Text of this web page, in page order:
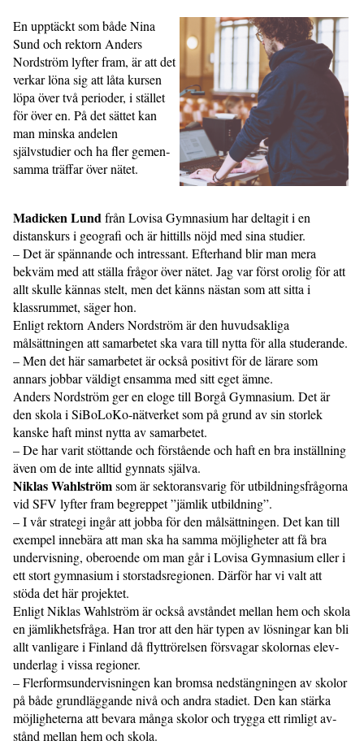
En upptäckt som både Nina
Sund och rektorn Anders
Nordström lyfter fram, är att det
verkar löna sig att låta kursen
löpa över två perioder, i stället
för över en. På det sättet kan
man minska andelen
självstudier och ha fler gemen­
samma träffar över nätet.
Madicken Lundfrån Lovisa Gymnasium har deltagit i en
distanskurs i geografi och är hittills nöjd med sina studier.
– Det är spännande och intressant. Efterhand blir man mera
bekväm med att ställa frågor över nätet. Jag var först orolig för att
allt skulle kännas stelt, men det känns nästan som att sitta i
klassrummet, säger hon.
Enligt rektorn Anders Nordström är den huvudsakliga
målsättningen att samarbetet ska vara till nytta för alla studerande.
– Men det här samarbetet är också positivt för de lärare som
annars jobbar väldigt ensamma med sitt eget ämne.
Anders Nordström ger en eloge till Borgå Gymnasium. Det är
den skola i SiBoLoKo-nätverket som på grund av sin storlek
kanske haft minst nytta av samarbetet.
– De har varit stöttande och förstående och haft en bra inställning
även om de inte alltid gynnats själva.
Niklas Wahlströmsom är sektor­ansvarig för utbildningsfrågorna
vid SFV lyfter fram begreppet ”jämlik ut­bild­ning”.
– I vår strategi ingår att jobba för den målsättningen. Det kan till
exempel innebära att man ska ha samma möjligheter att få bra
undervisning, oberoende om man går i Lovisa Gymnasium eller i
ett stort gymnasium i storstadsregionen. Därför har vi valt att
stöda det här projektet.
Enligt Niklas Wahlström är också avståndet mellan hem och skola
en jäm­likhets­fråga. Han tror att den här typen av lösningar kan bli
allt vanligare i Finland då flyttrörelsen försvagar skolornas elev­
underlag i vissa regioner.
– Flerformsundervisningen kan bromsa nedstängningen av skolor
på både grundläggande nivå och andra stadiet. Den kan stärka
möjligheterna att bevara många skolor och trygga ett rimligt av­
stånd mellan hem och skola.